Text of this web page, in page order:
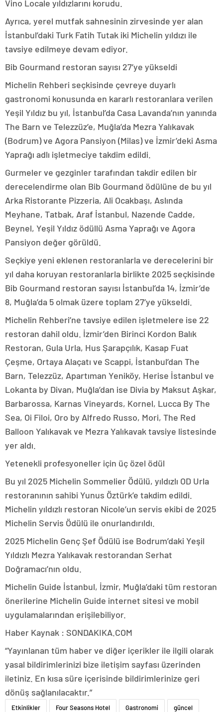
Vino Locale yıldızlarını korudu.
Ayrıca, yerel mutfak sahnesinin zirvesinde yer alan
İstanbul’daki Turk Fatih Tutak iki Michelin yıldızı ile
tavsiye edilmeye devam ediyor.
Bib Gourmand restoran sayısı 27’ye yükseldi
Michelin Rehberi seçkisinde çevreye duyarlı
gastronomi konusunda en kararlı restoranlara verilen
Yeşil Yıldız bu yıl, İstanbul’da Casa Lavanda’nın yanında
The Barn ve Telezzüz’e, Muğla’da Mezra Yalıkavak
(Bodrum) ve Agora Pansiyon (Milas) ve İzmir’deki Asma
Yaprağı adlı işletmeciye takdim edildi.
Gurmeler ve gezginler tarafından takdir edilen bir
derecelendirme olan Bib Gourmand ödülüne de bu yıl
Arka Ristorante Pizzeria, Ali Ocakbaşı, Aslında
Meyhane, Tatbak, Araf İstanbul, Nazende Cadde,
Beynel, Yeşil Yıldız ödüllü Asma Yaprağı ve Agora
Pansiyon değer görüldü.
Seçkiye yeni eklenen restoranlarla ve derecelerini bir
yıl daha koruyan restoranlarla birlikte 2025 seçkisinde
Bib Gourmand restoran sayısı İstanbul’da 14, İzmir’de
8, Muğla’da 5 olmak üzere toplam 27’ye yükseldi.
Michelin Rehberi’ne tavsiye edilen işletmelere ise 22
restoran dahil oldu. İzmir’den Birinci Kordon Balık
Restoran, Gula Urla, Hus Şarapçılık, Kasap Fuat
Çeşme, Ortaya Alaçatı ve Scappi, İstanbul’dan The
Barn, Telezzüz, Apartıman Yeniköy, Herise İstanbul ve
Lokanta by Divan, Muğla’dan ise Divia by Maksut Aşkar,
Barbarossa, Karnas Vineyards, Kornel, Lucca By The
Sea, Oi Filoi, Oro by Alfredo Russo, Mori, The Red
Balloon Yalıkavak ve Mezra Yalıkavak tavsiye listesinde
yer aldı.
Yetenekli profesyoneller için üç özel ödül
Bu yıl 2025 Michelin Sommelier Ödülü, yıldızlı OD Urla
restoranının sahibi Yunus Öztürk’e takdim edildi.
Michelin yıldızlı restoran Nicole’un servis ekibi de 2025
Michelin Servis Ödülü ile onurlandırıldı.
2025 Michelin Genç Şef Ödülü ise Bodrum’daki Yeşil
Yıldızlı Mezra Yalıkavak restorandan Serhat
Doğramacı’nın oldu.
Michelin Guide İstanbul, İzmir, Muğla’daki tüm restoran
önerilerine Michelin Guide internet sitesi ve mobil
uygulamalarından erişilebiliyor.
Haber Kaynak : SONDAKIKA.COM
“Yayınlanan tüm haber ve diğer içerikler ile ilgili olarak
yasal bildirimlerinizi bize iletişim sayfası üzerinden
iletiniz. En kısa süre içerisinde bildirimlerinize geri
dönüş sağlanılacaktır.”
Etkinlikler Four Seasons Hotel Gastronomi güncel